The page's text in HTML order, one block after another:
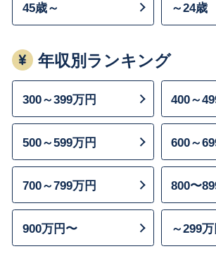
45歳～ ～24歳
年収別ランキング
300～399万円 400～
500～599万円 600～
700～799万円 800〜
900万円〜 ～299万